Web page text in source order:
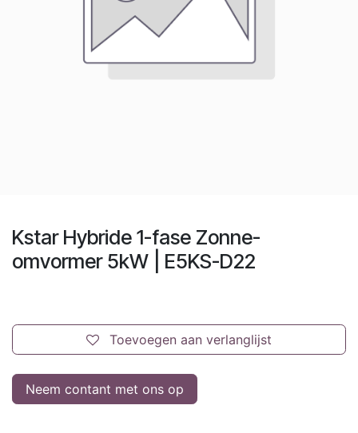
Kstar Hybride 1-fase Zonne-
omvormer 5kW | E5KS-D22
Toevoegen aan verlanglijst
Neem contant met ons op